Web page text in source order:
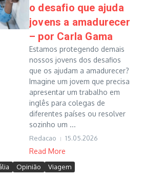
o desafio que ajuda
jovens a amadurecer
– por Carla Gama
Estamos protegendo demais
nossos jovens dos desafios
que os ajudam a amadurecer?
Imagine um jovem que precisa
apresentar um trabalho em
inglês para colegas de
diferentes países ou resolver
sozinho um ...
Redacao 15.05.2026
Read More
Opinião Viagem